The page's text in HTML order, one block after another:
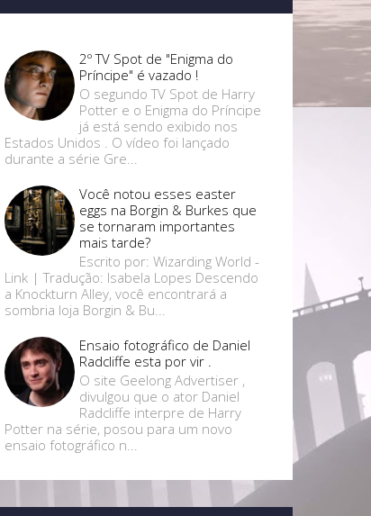
2º TV Spot de "Enigma do
Príncipe" é vazado !
O segundo TV Spot de Harry
Potter e o Enigma do Príncipe
já está sendo exibido nos
Estados Unidos . O vídeo foi lançado
durante a série Gre...
Você notou esses easter
eggs na Borgin & Burkes que
se tornaram importantes
mais tarde?
Escrito por: Wizarding World -
Link | Tradução: Isabela Lopes Descendo
a Knockturn Alley, você encontrará a
sombria loja Borgin & Bu...
Ensaio fotográfico de Daniel
Radcliffe esta por vir .
O site Geelong Advertiser ,
divulgou que o ator Daniel
Radcliffe interpre de Harry
Potter na série, posou para um novo
ensaio fotográfico n...